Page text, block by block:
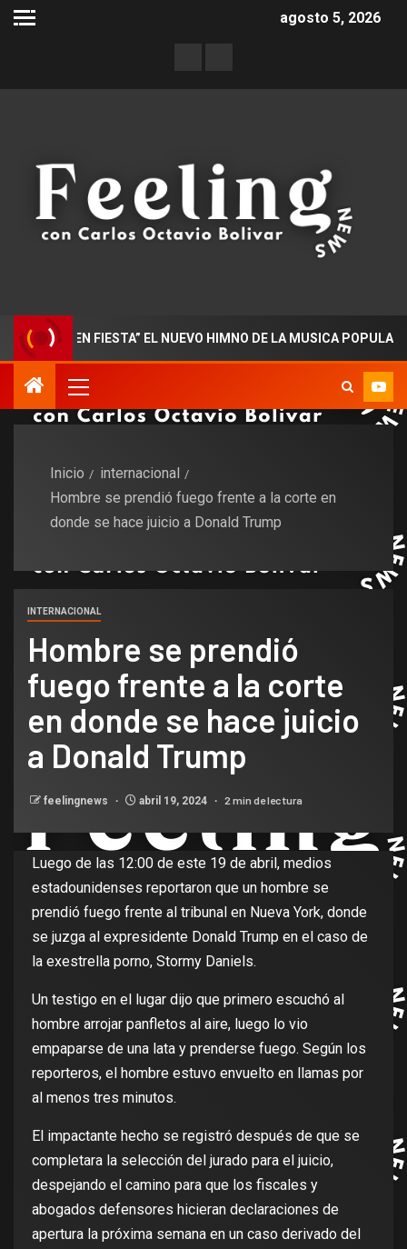
agosto 5, 2026
EN FIESTA” EL NUEVO HIMNO DE LA MUSICA POPULAR
Inicio
internacional
Hombre se prendió fuego frente a la corte en
donde se hace juicio a Donald Trump
INTERNACIONAL
Hombre se prendió
fuego frente a la corte
en donde se hace juicio
a Donald Trump
feelingnews abril 19, 2024 2 min de lectura
Luego de las 12:00 de este 19 de abril, medios
estadounidenses reportaron que un hombre se
prendió fuego frente al tribunal en Nueva York, donde
se juzga al expresidente Donald Trump en el caso de
la exestrella porno, Stormy Daniels.
Un testigo en el lugar dijo que primero escuchó al
hombre arrojar panfletos al aire, luego lo vio
empaparse de una lata y prenderse fuego. Según los
reporteros, el hombre estuvo envuelto en llamas por
al menos tres minutos.
El impactante hecho se registró después de que se
completara la selección del jurado para el juicio,
despejando el camino para que los fiscales y
abogados defensores hicieran declaraciones de
apertura la próxima semana en un caso derivado del